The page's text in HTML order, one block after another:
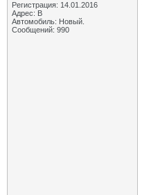
Регистрация: 14.01.2016
Адрес: В
Автомобиль: Новый.
Сообщений: 990